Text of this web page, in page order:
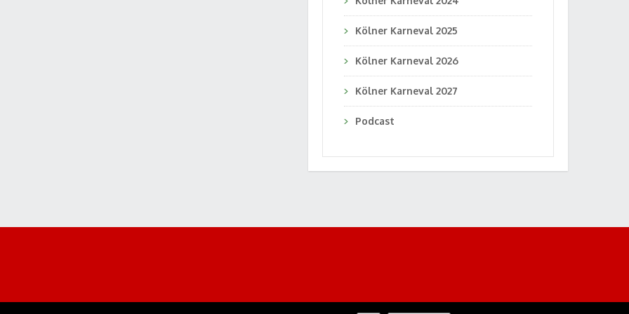
Kölner Karneval 2025
Kölner Karneval 2026
Kölner Karneval 2027
Podcast